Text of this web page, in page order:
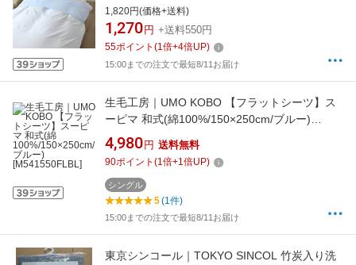
ングサイズの掛け布団に最適 )全周ゴム仕様 綿
100％ ふんわりやさしい肌ざわり 洗える
EK1521-76 ブルー EK1521-76 [シングルサイ
1,820円(価格+送料)
1,270 円 +送料550円
55ポイント (1倍+4倍UP)
15:00までの注文で最短8/11お届け
生毛工房｜UMO KOBO 【フラットシーツ】ス
ーピマ 和式(綿100%/150×250cm/ブルー)
[M541550FLBL]
4,980 円 送料無料
90ポイント (1倍+1倍UP)
シングル
5(1件)
15:00までの注文で最短8/11お届け
東京シンコール｜TOKYO SINCOL 竹炭入り洗